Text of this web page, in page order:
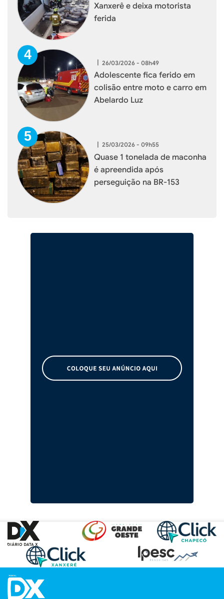
Xanxerê e deixa motorista
ferida
| 26/03/2026 - 08h49
Adolescente fica ferido em
colisão entre moto e carro em
Abelardo Luz
| 25/03/2026 - 09h55
Quase 1 tonelada de maconha
é apreendida após
perseguição na BR-153